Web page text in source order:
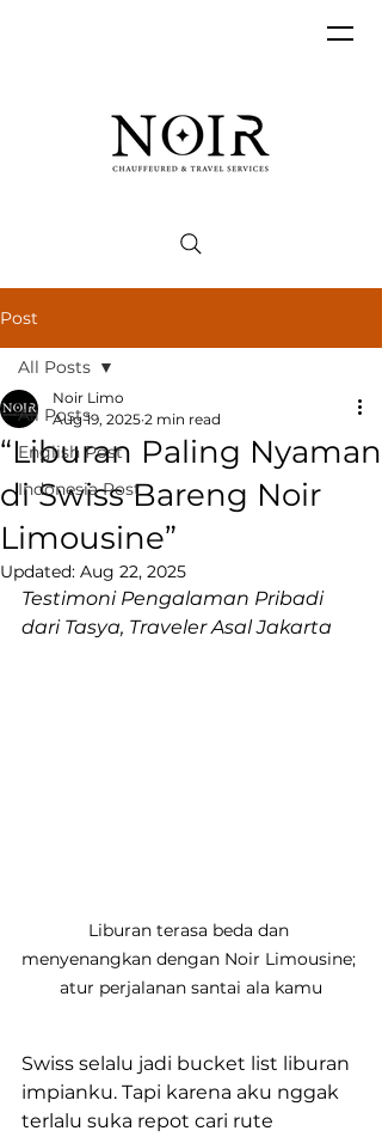
Post
All Posts
English Post
Indonesia Post
All Posts
“Liburan Paling Nyaman
di Swiss Bareng Noir
Limousine”
Noir Limo
Aug 19, 2025 2 min read
Updated: Aug 22, 2025
Testimoni Pengalaman Pribadi
dari Tasya, Traveler Asal Jakarta
Liburan terasa beda dan
menyenangkan dengan Noir Limousine;
atur perjalanan santai ala kamu
Swiss selalu jadi bucket list liburan
impianku. Tapi karena aku nggak
terlalu suka repot cari rute